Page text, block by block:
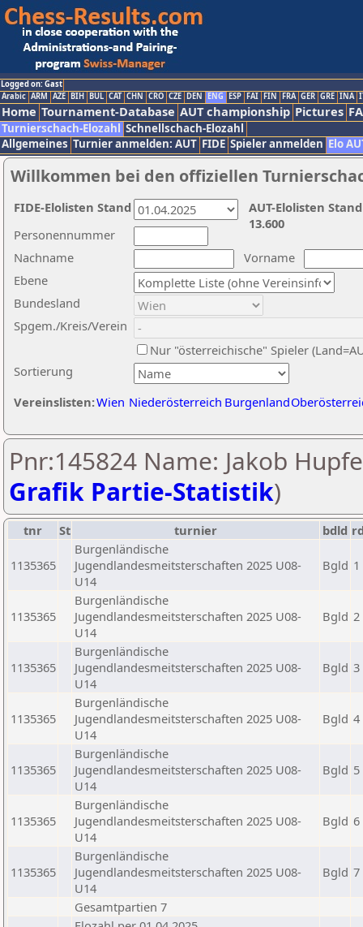
Logged on: Gast
Arabic ARM AZE BIH BUL CAT CHN CRO CZE DEN ENG ESP FAI FIN FRA GER GRE INA
Home Tournament-Database AUT championship Pictures
Turnierschach-Elozahl Schnellschach-Elozahl
Allgemeines Turnier anmelden: AUT FIDE Spieler anmelden Elo
Willkommen bei den offiziellen
Nachname
Vorname
Ebene
Sortierung
Personennummer
Bundesland
Spgem./Kreis/Verein
Nur "österreichische" Spieler
Vereinslisten:Wien Niederösterreich Burgenland
AUT-Elolisten
13.600
FIDE-Elolisten Stand
Pnr:145824 Name: Jakob
Grafik Partie-Statistik)
tnr St turnier bdld
1135365
Burgenländische
Jugendlandesmeitsterschaften 2025 U08-
U14
Bgld 1
1135365
Burgenländische
Jugendlandesmeitsterschaften 2025 U08-
U14
Bgld 2
1135365
Burgenländische
Jugendlandesmeitsterschaften 2025 U08-
U14
Bgld 3
1135365
Burgenländische
Jugendlandesmeitsterschaften 2025 U08-
U14
Bgld 4
1135365
Burgenländische
Jugendlandesmeitsterschaften 2025 U08-
U14
Bgld 5
1135365
Burgenländische
Jugendlandesmeitsterschaften 2025 U08-
U14
Bgld 6
1135365
Burgenländische
Jugendlandesmeitsterschaften 2025 U08-
U14
Bgld 7
Gesamtpartien 7